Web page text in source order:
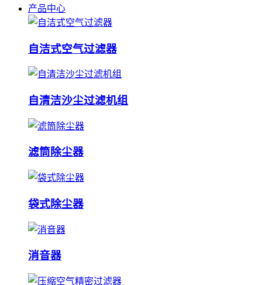
产品中心
自洁式空气过滤器
自清洁沙尘过滤机组
滤筒除尘器
袋式除尘器
消音器